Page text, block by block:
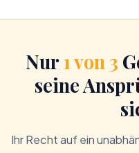
Nur1 von 3
seine
Ihr Recht auf ein